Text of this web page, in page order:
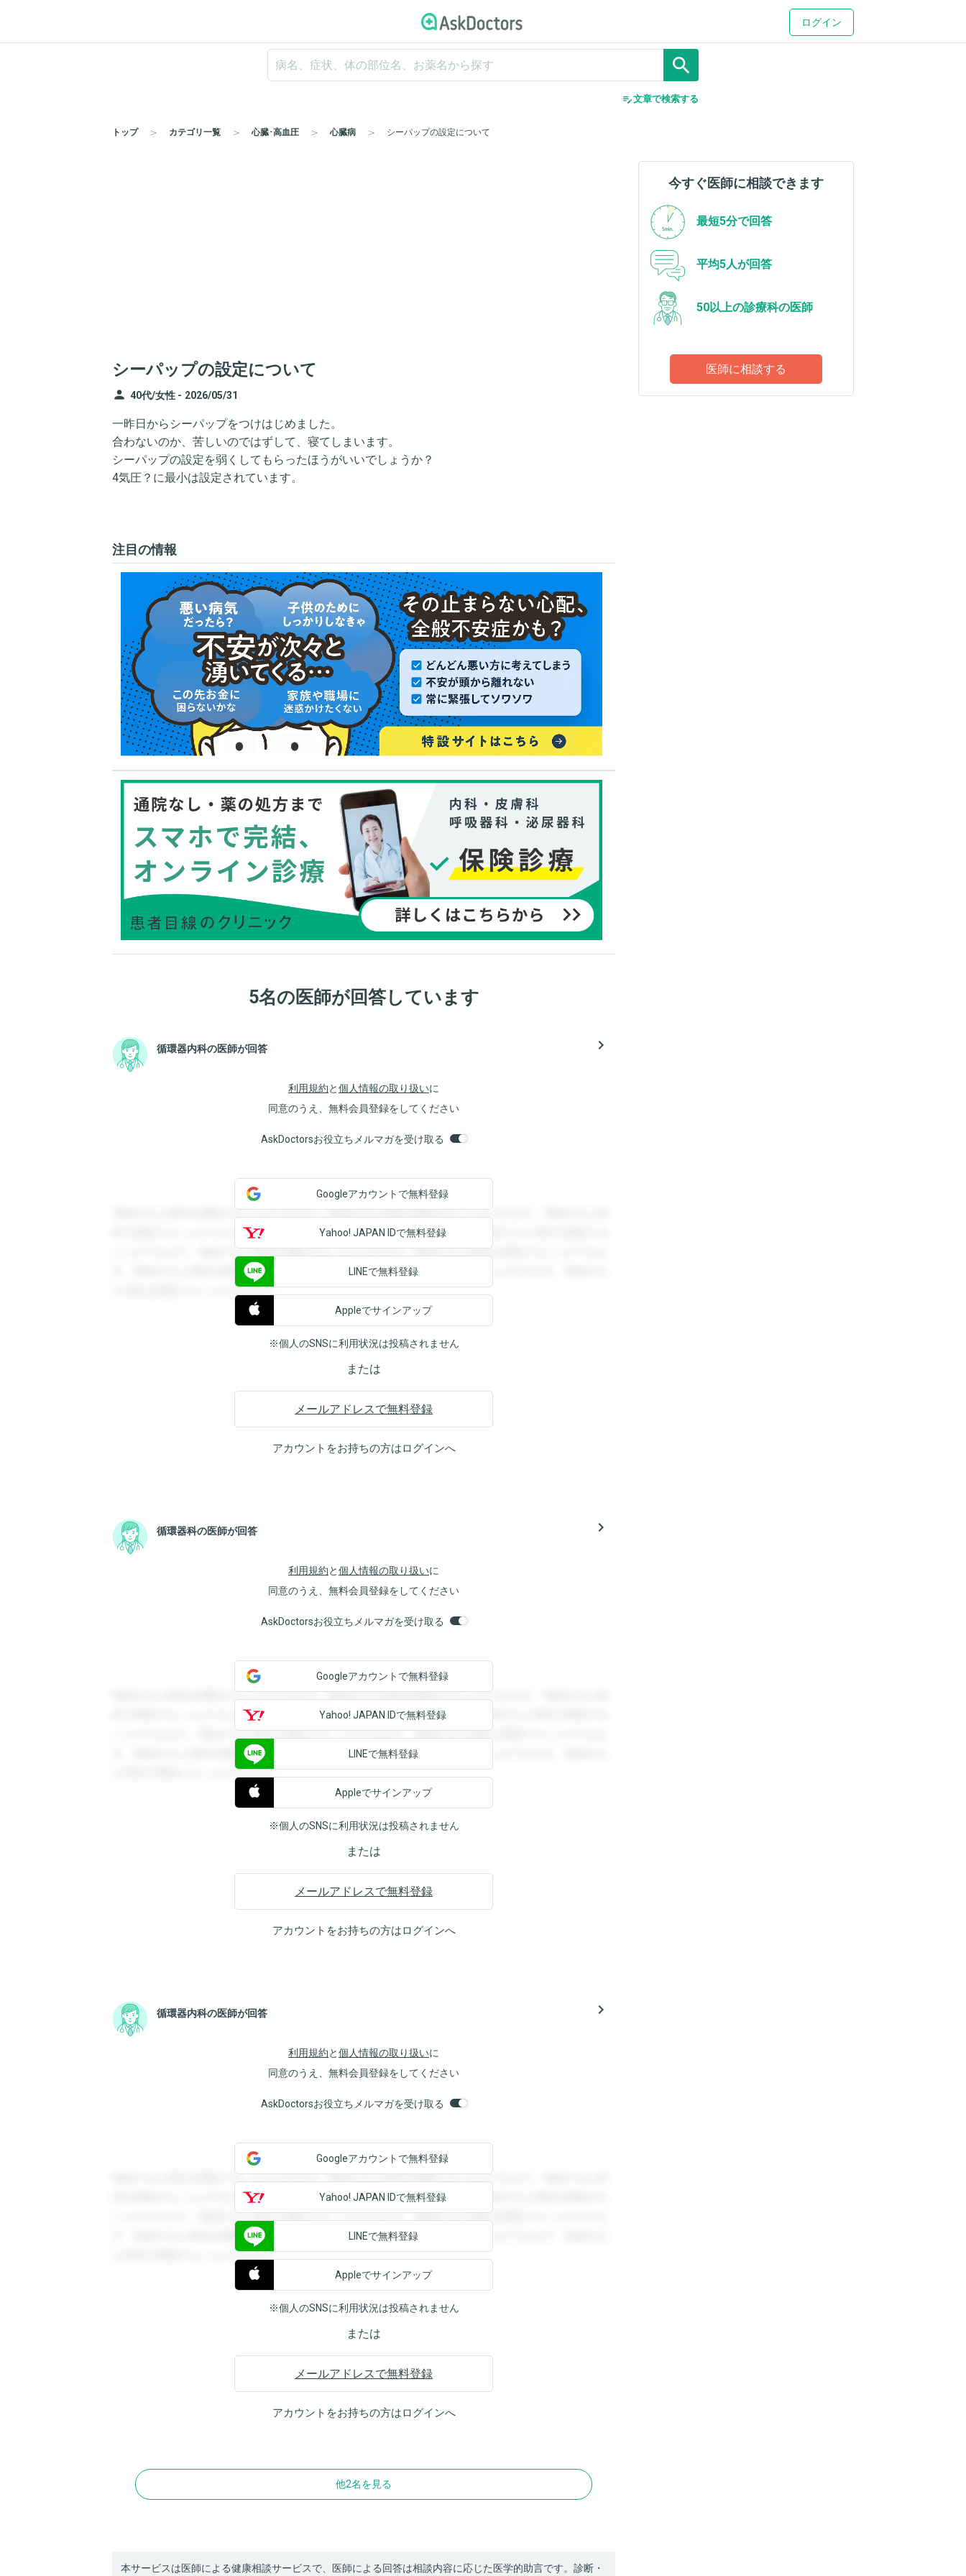
ログイン
search
edit_note文章で検索する
トップ カテゴリ一覧 心臓･高血圧 心臓病 シーパップの設定について
シーパップの設定について
person 40代/女性 - 2026/05/31
一昨日からシーパップをつけはじめました。
合わないのか、苦しいのではずして、寝てしまいます。
シーパップの設定を弱くしてもらったほうがいいでしょうか？
4気圧？に最小は設定されています。
注目の情報
5名の医師が回答しています
循環器内科の医師が回答 navigate_next
利用規約と個人情報の取り扱いに
同意のうえ、無料会員登録をしてください
AskDoctorsお役立ちメルマガを受け取る
登録すると回答を閲覧することができます。登録すると回答を閲覧することができます。登録すると回
答を閲覧することができます。登録すると回答を閲覧することができます。登録すると回答を閲覧する
ことができます。登録すると回答を閲覧することができます。登録すると回答を閲覧することができま
す。登録すると回答を閲覧することができます。登録すると回答を閲覧することができます。登録する
と回答を閲覧することができます。
Googleアカウントで無料登録
Yahoo! JAPAN IDで無料登録
LINEで無料登録
Appleでサインアップ
※個人のSNSに利用状況は投稿されません
または
メールアドレスで無料登録
アカウントをお持ちの方はログインへ
循環器科の医師が回答 navigate_next
利用規約と個人情報の取り扱いに
同意のうえ、無料会員登録をしてください
AskDoctorsお役立ちメルマガを受け取る
登録すると回答を閲覧することができます。登録すると回答を閲覧することができます。登録すると回
答を閲覧することができます。登録すると回答を閲覧することができます。登録すると回答を閲覧する
ことができます。登録すると回答を閲覧することができます。登録すると回答を閲覧することができま
す。登録すると回答を閲覧することができます。登録すると回答を閲覧することができます。登録する
と回答を閲覧することができます。
Googleアカウントで無料登録
Yahoo! JAPAN IDで無料登録
LINEで無料登録
Appleでサインアップ
※個人のSNSに利用状況は投稿されません
または
メールアドレスで無料登録
アカウントをお持ちの方はログインへ
循環器内科の医師が回答 navigate_next
利用規約と個人情報の取り扱いに
同意のうえ、無料会員登録をしてください
AskDoctorsお役立ちメルマガを受け取る
登録すると回答を閲覧することができます。登録すると回答を閲覧することができます。登録すると回
答を閲覧することができます。登録すると回答を閲覧することができます。登録すると回答を閲覧する
ことができます。登録すると回答を閲覧することができます。登録すると回答を閲覧することができま
す。登録すると回答を閲覧することができます。登録すると回答を閲覧することができます。登録する
と回答を閲覧することができます。
Googleアカウントで無料登録
Yahoo! JAPAN IDで無料登録
LINEで無料登録
Appleでサインアップ
※個人のSNSに利用状況は投稿されません
または
メールアドレスで無料登録
アカウントをお持ちの方はログインへ
他2名を見る
本サービスは医師による健康相談サービスで、医師による回答は相談内容に応じた医学的助言です。診断・
今すぐ医師に相談できます
最短5分で回答
平均5人が回答
50以上の診療科の医師
医師に相談する